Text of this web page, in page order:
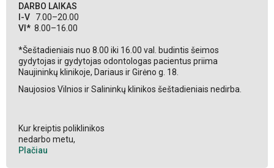
DARBO LAIKAS
I-V 7.00–20.00
VI* 8.00–16.00
*Šeštadieniais nuo 8.00 iki 16.00 val. budintis šeimos
gydytojas ir gydytojas odontologas pacientus priima
Naujininkų klinikoje, Dariaus ir Girėno g. 18.
Naujosios Vilnios ir Salininkų klinikos šeštadieniais nedirba.
Kur kreiptis poliklinikos
nedarbo metu,
Plačiau